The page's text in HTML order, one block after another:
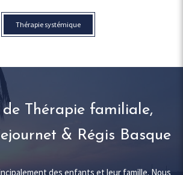
Thérapie systémique
Thérapie familiale,
& Régis Basque
des enfants et leur famille. Nous